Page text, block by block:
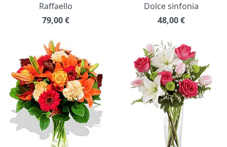
Raffaello
79,00€
Dolce sinfonia
48,00€